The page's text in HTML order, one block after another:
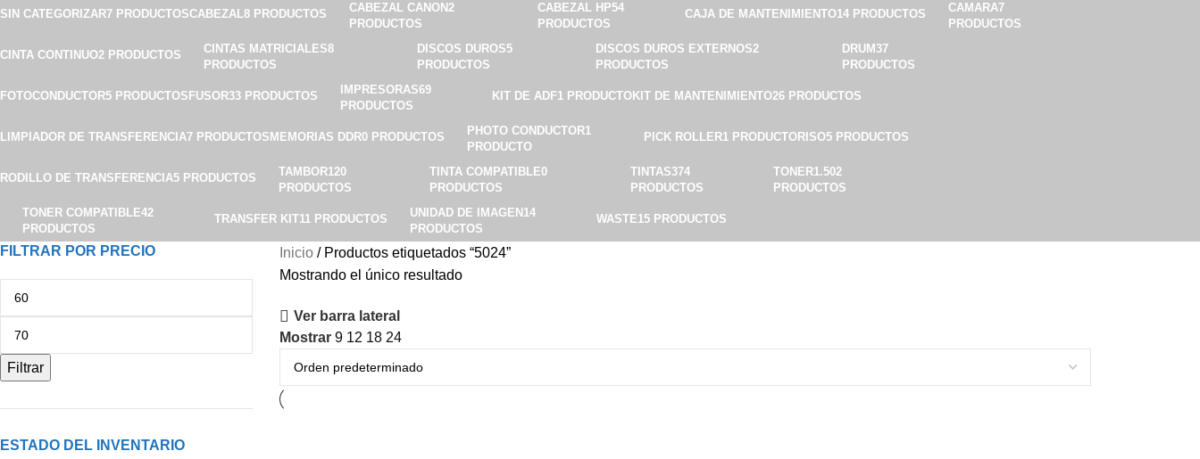
SIN CATEGORIZAR7 PRODUCTOSCABEZAL8 PRODUCTOS CABEZAL CANON2
PRODUCTOS
CABEZAL HP54
PRODUCTOS
CAJA DE MANTENIMIENTO14 PRODUCTOS CAMARA7
PRODUCTOS
CINTA CONTINUO2 PRODUCTOS CINTAS MATRICIALES8
PRODUCTOS
DISCOS DUROS5
PRODUCTOS
DISCOS DUROS EXTERNOS2
PRODUCTOS
DRUM 37
PRODUCTOS
FOTOCONDUCTOR5 PRODUCTOS FUSOR33 PRODUCTOS IMPRESORAS69
PRODUCTOS
KIT DE ADF1 PRODUCTO KIT DE MANTENIMIENTO26 PRODUCTOS
LIMPIADOR DE TRANSFERENCIA7 PRODUCTOS MEMORIAS DDR0 PRODUCTOS PHOTO CONDUCTOR1
PRODUCTO
PICK ROLLER1 PRODUCTO RISO5 PRODUCTOS
RODILLO DE TRANSFERENCIA5 PRODUCTOS TAMBOR120
PRODUCTOS
TINTA COMPATIBLE0
PRODUCTOS
TINTAS374
PRODUCTOS
TONER1.502
PRODUCTOS
TONER COMPATIBLE42
PRODUCTOS
TRANSFER KIT11 PRODUCTOS UNIDAD DE IMAGEN 14
PRODUCTOS
WASTE15 PRODUCTOS
FILTRAR POR PRECIO
Filtrar
ESTADO DEL INVENTARIO
Inicio
Productos etiquetados “5024”
Mostrando el único resultado
Ver barra lateral
Mostrar 9 12 18 24